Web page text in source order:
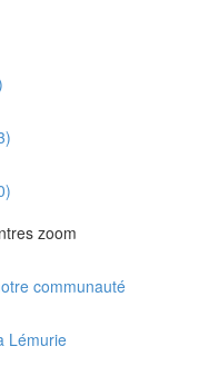
zoom
communauté
Lémurie